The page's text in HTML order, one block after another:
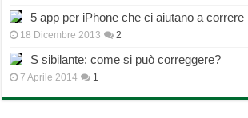
5 app per iPhone che ci aiutano a correre
18 Dicembre 2013 2
S sibilante: come si può correggere?
7 Aprile 2014 1